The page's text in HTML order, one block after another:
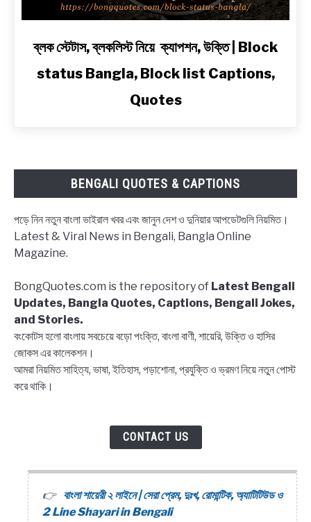
link
Bangla,
Block
list
Quotes
ব্লক স্টেটাস, ব্লকলিস্ট নিয়ে ক্যাপশন, উক্তি | Block
status Bangla, Block list Captions,
Quotes
BENGALI QUOTES & CAPTIONS
পড়ে নিন নতুন বাংলা ভাইরাল খবর এবং জানুন দেশ ও দুনিয়ার আপডেটগুলি নিয়মিত।
Latest & Viral News in Bengali, Bangla Online
Magazine.
BongQuotes.com is the repository of Latest Bengali
Updates, Bangla Quotes, Captions, Bengali Jokes,
and Stories.
বংকোটস হলো বাংলায় সবচেয়ে বড়ো পংক্তি, বাংলা বাণী, শায়েরি, উক্তি ও হাসির
জোকস এর কালেকশন।
আমরা নিয়মিত সাহিত্য, ভাষা, ইতিহাস, পড়াশোনা, প্রযুক্তি ও ভ্রমণ নিয়ে নতুন পোস্ট
করে থাকি।
CONTACT US
বাংলা শায়েরী ২ লাইনে | সেরা প্রেম, দুঃখ, রোমান্টিক, অ্যাটিটিউড ও
2 Line Shayari in Bengali